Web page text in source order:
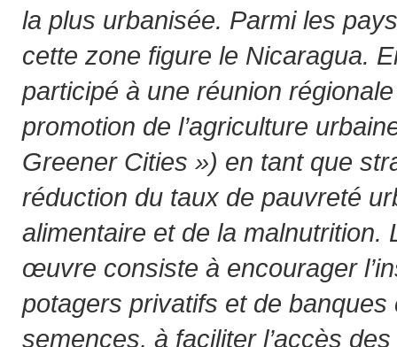
la plus urbanisée. Parmi les
cette zone figure le Nicaragua.
participé à une réunion
promotion de l’agriculture
Greener Cities ») en tant que
réduction du taux de pauvreté
alimentaire et de la malnutrition.
œuvre consiste à encourager
potagers privatifs et de
semences, à faciliter l’accès